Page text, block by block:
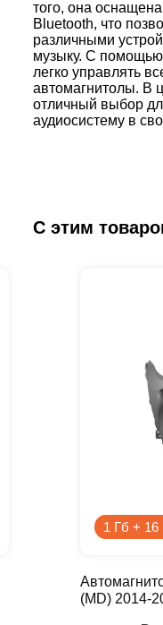
того, она
Bluetooth, что
различными
музыку. С
легко управлять
автомагнитолы. В
отличный выбор
аудиосистему в
С этим
1 Гб + 16
(MD) 2014-